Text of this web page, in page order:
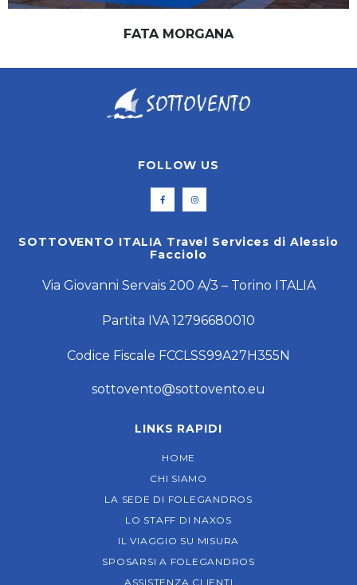
FATA MORGANA
FOLLOW US
SOTTOVENTO ITALIA Travel Services di Alessio
Facciolo
Via Giovanni Servais 200 A/3 – Torino ITALIA
Partita IVA 12796680010
Codice Fiscale FCCLSS99A27H355N
sottovento@sottovento.eu
LINKS RAPIDI
HOME
CHI SIAMO
LA SEDE DI FOLEGANDROS
LO STAFF DI NAXOS
IL VIAGGIO SU MISURA
SPOSARSI A FOLEGANDROS
ASSISTENZA CLIENTI